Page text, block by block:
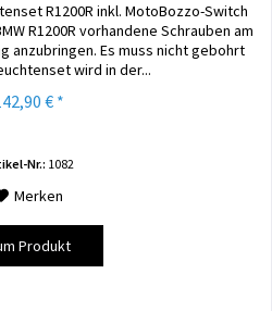
R1200R inkl. MotoBozzo-Switch
R1200R vorhandene Schrauben am
anzubringen. Es muss nicht gebohrt
wird in der...
€ *
Nr.: 1082
Merken
Produkt